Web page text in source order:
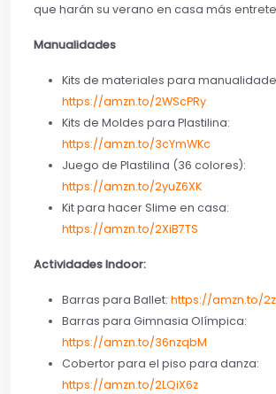
que harán su verano en casa más
Manualidades
Kits de materiales para
https://amzn.to/2WScPRy
Kits de Moldes para Plastilina:
https://amzn.to/3cYmWKc
Juego de Plastilina (36 colores):
https://amzn.to/2yuZ6XK
Kit para hacer Slime en casa:
https://amzn.to/2XiB7TS
Actividades Indoor:
Barras para Ballet: https://amzn.to/
Barras para Gimnasia Olímpica:
https://amzn.to/36nzqbM
Cobertor para el piso para danza:
https://amzn.to/2LQiX6z